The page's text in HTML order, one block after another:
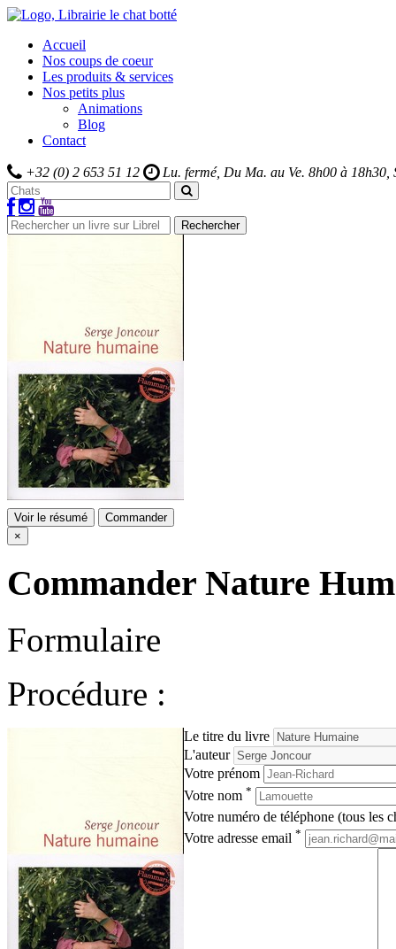
Accueil
Nos coups de coeur
Les produits & services
Nos petits plus
Animations
Blog
Contact
+32 (0) 2 653 51 12 Lu. fermé, Du Ma. au Ve. 8h00 à 18h30,
Rechercher
Voir le résumé
Commander
×
Commander Nature
Formulaire
Procédure :
Le titre du livre
L'auteur
Votre prénom
Votre nom *
Votre numéro de téléphone (tous les
Votre adresse email *